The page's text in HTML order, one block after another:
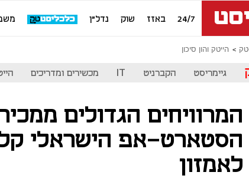
24/7 באזז שוק נדל"ן
טק הייטק והון סיכון
גיימריסט הקברניט IT מכשירים ומדריכים
המרוויחים הגדולים
הסטארט-אפ הישראלי
לאמזון